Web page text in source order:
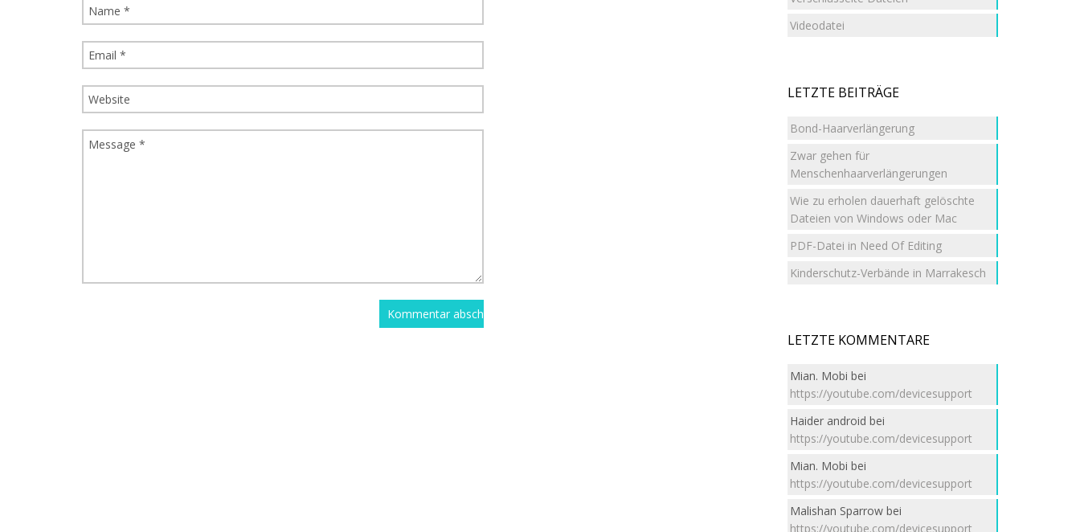
Videodatei
LETZTE BEITRÄGE
Bond-Haarverlängerung
Zwar gehen für
Menschenhaarverlängerungen
Wie zu erholen dauerhaft gelöschte
Dateien von Windows oder Mac
PDF-Datei in Need Of Editing
Kinderschutz-Verbände in Marrakesch
LETZTE KOMMENTARE
Mian. Mobi bei
https://youtube.com/devicesupport
Haider android bei
https://youtube.com/devicesupport
Mian. Mobi bei
https://youtube.com/devicesupport
Malishan Sparrow bei
https://youtube.com/devicesupport